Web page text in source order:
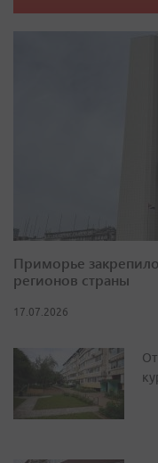
Приморье
регионов страны
17.07.2026